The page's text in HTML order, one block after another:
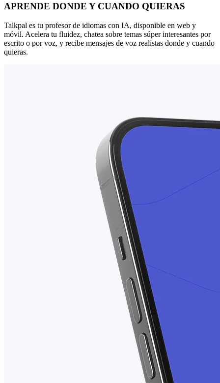
APRENDE DONDE Y CUANDO QUIERAS
Talkpal es tu profesor de idiomas con IA, disponible en web y
móvil. Acelera tu fluidez, chatea sobre temas súper interesantes por
escrito o por voz, y recibe mensajes de voz realistas donde y cuando
quieras.